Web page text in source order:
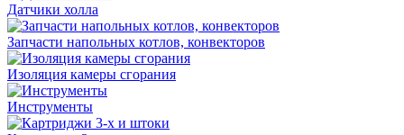
Датчики холла
Запчасти напольных котлов, конвекторов
Изоляция камеры сгорания
Инструменты